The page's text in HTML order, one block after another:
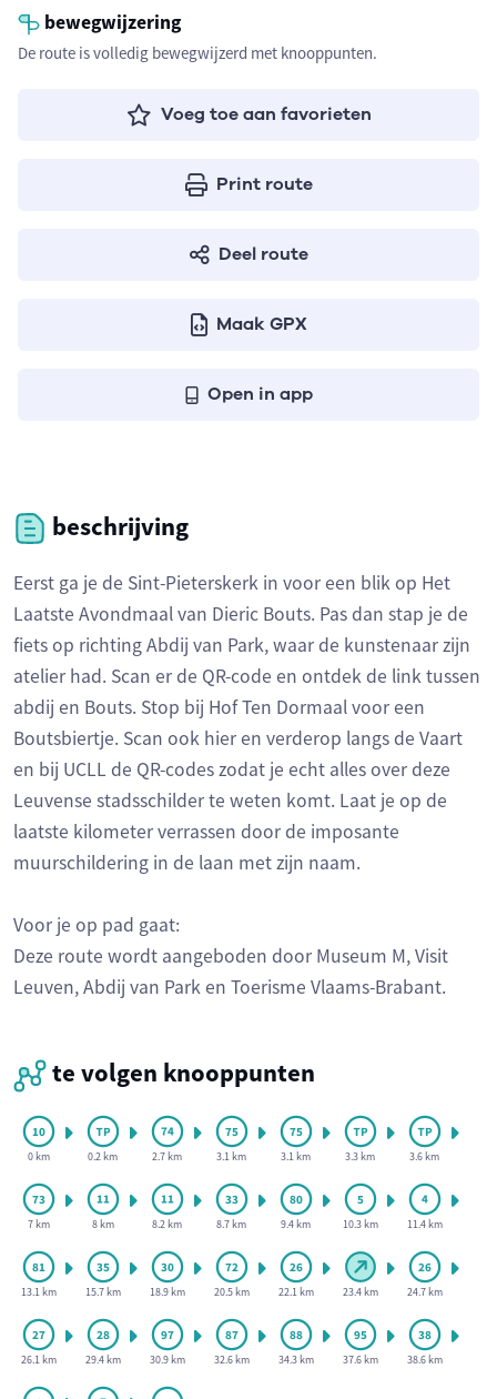
bewegwijzering
De route is volledig bewegwijzerd met knooppunten.
Voeg toe aan favorieten
Print route
Deel route
Maak GPX
Open in app
beschrijving
Eerst ga je de Sint-Pieterskerk in voor een blik op Het
Laatste Avondmaal van Dieric Bouts. Pas dan stap je de
fiets op richting Abdij van Park, waar de kunstenaar zijn
atelier had. Scan er de QR-code en ontdek de link tussen
abdij en Bouts. Stop bij Hof Ten Dormaal voor een
Boutsbiertje. Scan ook hier en verderop langs de Vaart
en bij UCLL de QR-codes zodat je echt alles over deze
Leuvense stadsschilder te weten komt. Laat je op de
laatste kilometer verrassen door de imposante
muurschildering in de laan met zijn naam.
Voor je op pad gaat:
Deze route wordt aangeboden door Museum M, Visit
Leuven, Abdij van Park en Toerisme Vlaams-Brabant.
te volgen knooppunten
0 km 0.2 km 2.7 km 3.1 km 3.1 km 3.3 km 3.6 km
7 km 8 km 8.2 km 8.7 km 9.4 km 10.3 km 11.4 km
13.1 km 15.7 km 18.9 km 20.5 km 22.1 km 23.4 km 24.7 km
26.1 km 29.4 km 30.9 km 32.6 km 34.3 km 37.6 km 38.6 km